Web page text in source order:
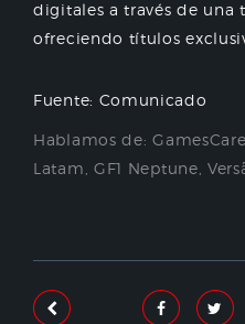
digitales a través de una
ofreciendo títulos
Fuente: Comunicado
Hablamos de:GamesCare
Latam GF1 Neptune ,